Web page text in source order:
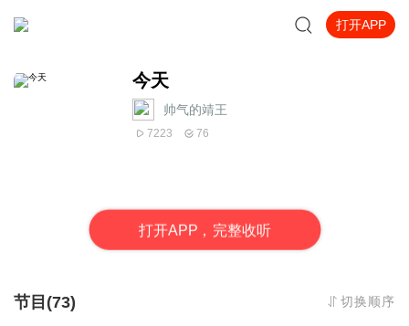
打开APP
今天
帅气的靖王
7223 76
打开APP，完整收听
节目(73) 切换顺序